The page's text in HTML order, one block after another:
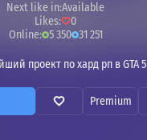
Next like in:Available
Likes:
0
Online: 5 350 31 251
проект по хард рп в GTA 5
Premium